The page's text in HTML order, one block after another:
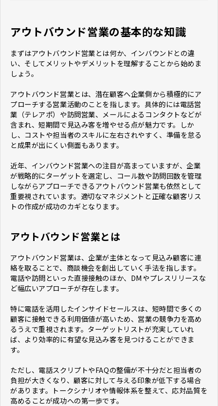
アウトバウンド営業の基本的な知識
まずはアウトバウンド営業とは何か、インバウンドとの違
い、そしてメリットやデメリットを理解することから始めま
しょう。
アウトバウンド営業とは、潜在顧客へ企業側から積極的にア
プローチする営業活動のことを指します。具体的には電話営
業（テレアポ）や訪問営業、メールによるコンタクトなどが
含まれ、短期間で見込み客を増やせる点が魅力です。しか
し、コストや担当者のスキルに左右されやすく、準備を怠る
と成果が出にくい側面もあります。
近年、インバウンド営業への注目が高まっていますが、企業
が戦略的にターゲットを選定し、コール数や訪問回数を管理
しながらアプローチできるアウトバウンド営業も依然として
重要視されています。適切なマネジメントと正確な顧客リス
トの作成が成功のカギとなります。
アウトバウンド営業とは
アウトバウンド営業は、企業が主体となって見込み顧客に連
絡を取ることで、商談機会を創出していく手法を指します。
電話や訪問といった直接接触のほか、DMやプレスリリースな
ど幅広いアプローチが存在します。
特に電話を活用したインサイドセールスは、短時間で多くの
顧客に接触できる利用価値が高いため、営業の競争力を高め
るうえで重視されます。ターゲットリストが充実していれ
ば、より効率的に有望な見込み客を見つけることができま
す。
ただし、電話スクリプトやFAQの整備が不十分だと担当者の
負担が大きくなり、顧客に対して与える印象が低下する場合
があります。トークシナリオや情報体系を整えて、応対品質を
高めることが成功への第一歩です。